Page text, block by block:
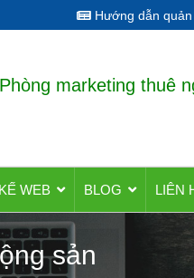
Hướng dẫn
Phòng marketing thuê
WEB BLOG LIÊN
sản